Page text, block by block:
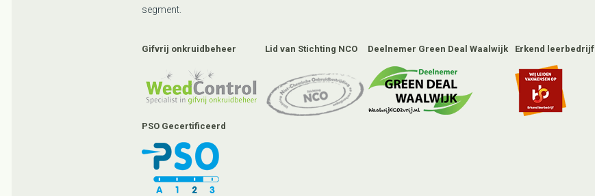
segment.
Gifvrij onkruidbeheer Lid van Stichting NCO Deelnemer Green Deal Waalwijk Erkend leerbedrijf
PSO Gecertificeerd